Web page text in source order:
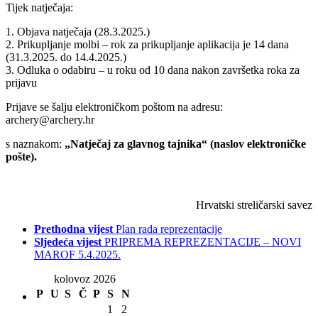
Tijek natječaja:
1. Objava natječaja (28.3.2025.)
2. Prikupljanje molbi – rok za prikupljanje aplikacija je 14 dana
(31.3.2025. do 14.4.2025.)
3. Odluka o odabiru – u roku od 10 dana nakon završetka roka za
prijavu
Prijave se šalju elektroničkom poštom na adresu:
archery@archery.hr
s naznakom: „Natječaj za glavnog tajnika“ (naslov elektroničke
pošte).
Hrvatski streličarski savez
Prethodna vijest Plan rada reprezentacije
Sljedeća vijest PRIPREMA REPREZENTACIJE – NOVI
MAROF 5.4.2025.
kolovoz 2026
P U S Č P S
N
1
2